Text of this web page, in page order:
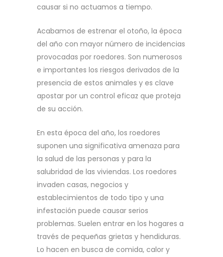
causar si no actuamos a tiempo.
Acabamos de estrenar el otoño, la época
del año con mayor número de incidencias
provocadas por roedores. Son numerosos
e importantes los riesgos derivados de la
presencia de estos animales y es clave
apostar por un control eficaz que proteja
de su acción.
En esta época del año, los roedores
suponen una significativa amenaza para
la salud de las personas y para la
salubridad de las viviendas. Los roedores
invaden casas, negocios y
establecimientos de todo tipo y una
infestación puede causar serios
problemas. Suelen entrar en los hogares a
través de pequeñas grietas y hendiduras.
Lo hacen en busca de comida, calor y